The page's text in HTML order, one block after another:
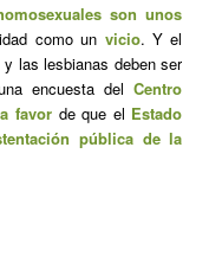
son unos
como un vicio. Y el
las lesbianas deben ser
encuesta del Centro
favorde que el Estado
pública de la